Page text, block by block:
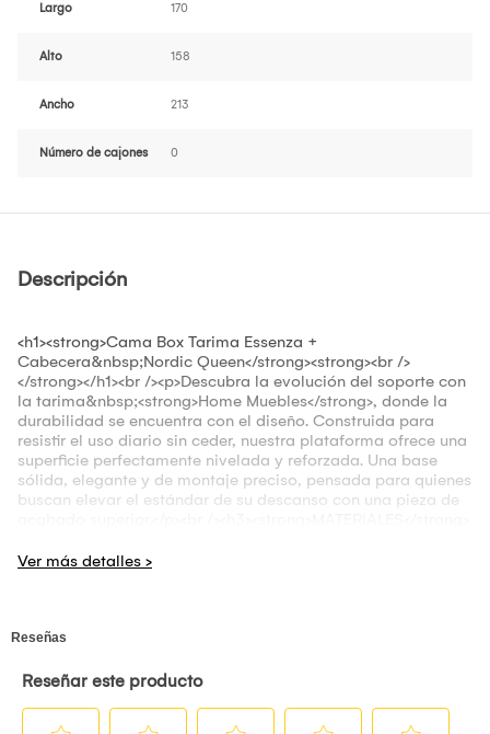
Largo 170
Alto 158
Ancho 213
Número de cajones 0
Descripción
<h1><strong>Cama Box Tarima Essenza +
Cabecera&nbsp;Nordic Queen</strong><strong><br />
</strong></h1><br /><p>Descubra la evolución del soporte con
la tarima&nbsp;<strong>Home Muebles</strong>, donde la
durabilidad se encuentra con el diseño. Construida para
resistir el uso diario sin ceder, nuestra plataforma ofrece una
superficie perfectamente nivelada y reforzada. Una base
sólida, elegante y de montaje preciso, pensada para quienes
buscan elevar el estándar de su descanso con una pieza de
Interna:</strong>&nbsp;Configuración de bastidores
soporte libre de ruidos y movimientos residuales, lo que se
<li style="font-weight: 400;"><strong data-path-to-
</strong>&nbsp;Textiles de gramaje superior y alto tráfico. El